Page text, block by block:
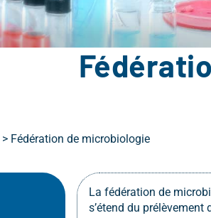
> Fédération de microbiologie
La fédération de
s’étend du